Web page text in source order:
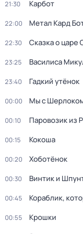
21:30 Карбот
22:00 Метал Кард
22:30 Сказка о царе
23:25 Василиса
23:40 Гадкий утёнок
00:00 Мы с
00:10 Паровозик из
00:15 Кокоша
00:20 Хоботёнок
00:30 Винтик и
00:45 Кораблик,
00:55 Крошки